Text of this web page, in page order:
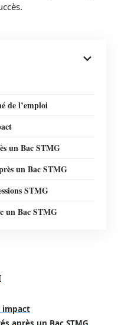
de l’emploi
un Bac STMG
un Bac STMG
STMG
un Bac STMG
impact